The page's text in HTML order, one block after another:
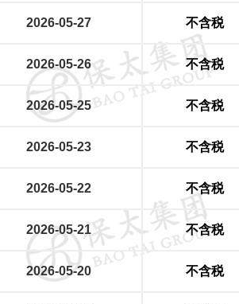
2026-05-27 不含税
2026-05-26 不含税
2026-05-25 不含税
2026-05-23 不含税
2026-05-22 不含税
2026-05-21 不含税
2026-05-20 不含税